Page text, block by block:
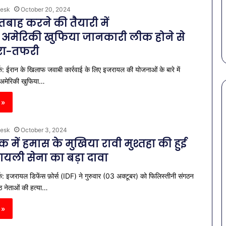
October 20, 2024
करने की तैयारी में
खुफिया जानकारी लीक होने से
तफरी
ईरान के खिलाफ जवाबी कार्रवाई के लिए इजरायल की योजनाओं के बारे में
खुफिया…
October 3, 2024
में हमास के मुखिया रावी मुश्तहा की हुई
सेना का बड़ा दावा
इजरायल डिफेंस फ़ोर्स (IDF) ने गुरुवार (03 अक्टूबर) को फिलिस्तीनी संगठन
नेताओं की हत्या…
की पहली
का बड़ा
डाइट
में
ये
गर्मियों में डाइट में शामिल करें ये 7
सब्जियां